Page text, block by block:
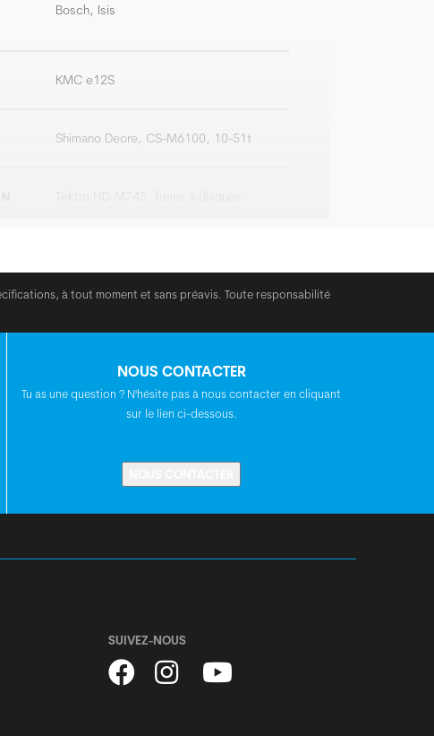
Bosch, Isis
KMC e12S
Shimano Deore, CS-M6100, 10-51t
Tektro HD-M745, freins à disques
hydrauliques, 4-piston
Syncros E-MTB
mm, largeur: 740 mm
Syncros Tofino 2.5
à tout moment et sans préavis. Toute responsabilité
NOUS CONTACTER
Tu as une question ? N'hésite pas à nous contacter en cliquant
sur le lien ci-dessous.
SUIVEZ-NOUS